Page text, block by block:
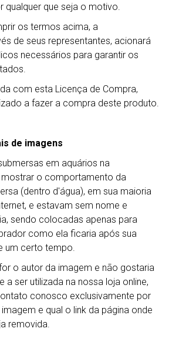
qualquer que seja o motivo.
os termos acima, a
de seus representantes, acionará
necessários para garantir os
com esta Licença de Compra,
a fazer a compra deste produto.
de imagens
em aquários na
mostrar o comportamento da
(dentro d'água), em sua maioria
e estavam sem nome e
sendo colocadas apenas para
como ela ficaria após sua
um certo tempo.
o autor da imagem e não gostaria
a ser utilizada na nossa loja online,
conosco exclusivamente por
e qual o link da página onde
removida.